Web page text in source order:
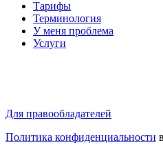
Тарифы
Терминология
У меня проблема
Услуги
Для правообладателей
Политика конфиденциальности